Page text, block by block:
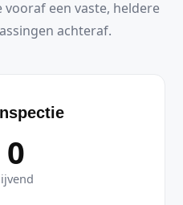
een vaste, heldere
achteraf.